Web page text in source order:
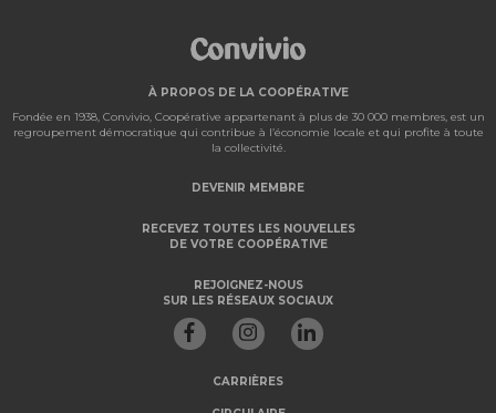
À PROPOS DE LA COOPÉRATIVE
Fondée en 1938, Convivio, Coopérative appartenant à plus de 30 000 membres, est un
regroupement démocratique qui contribue à l’économie locale et qui profite à toute
la collectivité.
DEVENIR MEMBRE
RECEVEZ TOUTES LES NOUVELLES
DE VOTRE COOPÉRATIVE
REJOIGNEZ-NOUS
SUR LES RÉSEAUX SOCIAUX
CARRIÈRES